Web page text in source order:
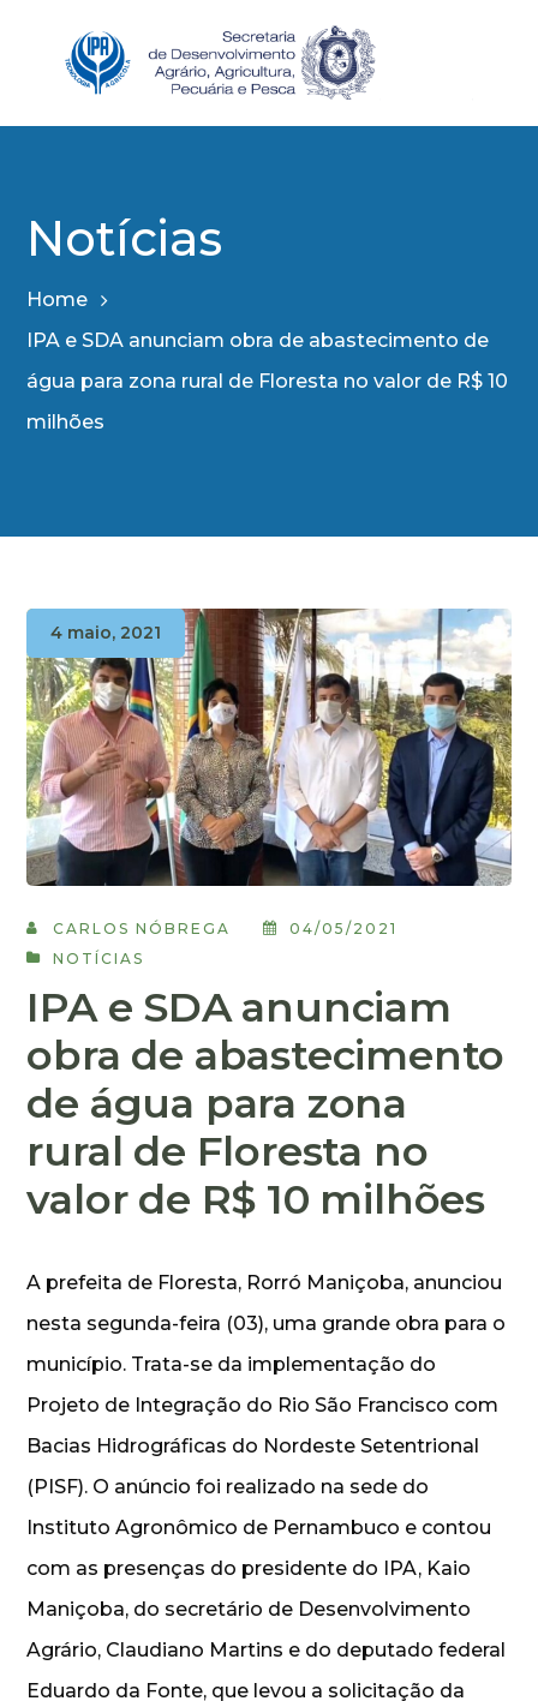
Notícias
Home
IPA e SDA anunciam obra de abastecimento de
água para zona rural de Floresta no valor de R$ 10
milhões
4 maio, 2021
CARLOS NÓBREGA
04/05/2021
NOTÍCIAS
IPA e SDA anunciam
obra de abastecimento
de água para zona
rural de Floresta no
valor de R$ 10 milhões
A prefeita de Floresta, Rorró Maniçoba, anunciou
nesta segunda-feira (03), uma grande obra para o
município. Trata-se da implementação do
Projeto de Integração do Rio São Francisco com
Bacias Hidrográficas do Nordeste Setentrional
(PISF). O anúncio foi realizado na sede do
Instituto Agronômico de Pernambuco e contou
com as presenças do presidente do IPA, Kaio
Maniçoba, do secretário de Desenvolvimento
Agrário, Claudiano Martins e do deputado federal
Eduardo da Fonte, que levou a solicitação da